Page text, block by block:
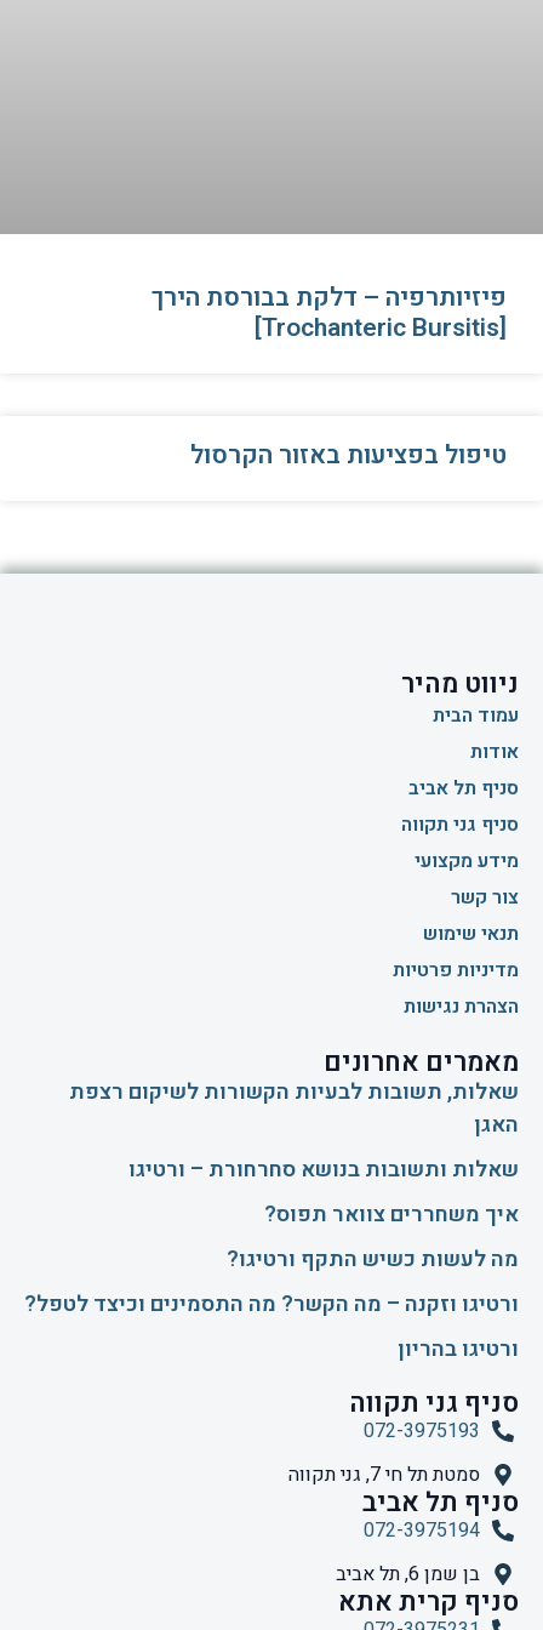
פיזיותרפיה – דלקת בבורסת הירך
[Trochanteric Bursitis]
טיפול בפציעות באזור הקרסול
ניווט מהיר
עמוד הבית
אודות
סניף תל אביב
סניף גני תקווה
מידע מקצועי
צור קשר
תנאי שימוש
מדיניות פרטיות
הצהרת נגישות
מאמרים אחרונים
שאלות, תשובות לבעיות הקשורות לשיקום רצפת
האגן
שאלות ותשובות בנושא סחרחורת – ורטיגו
איך משחררים צוואר תפוס?
​מה לעשות כשיש התקף ורטיגו?
ורטיגו וזקנה – מה הקשר? מה התסמינים וכיצד לטפל?
ורטיגו בהריון
סניף גני תקווה
072-3975193
סמטת תל חי 7, גני תקווה
סניף תל אביב
072-3975194
בן שמן 6, תל אביב
סניף קרית אתא